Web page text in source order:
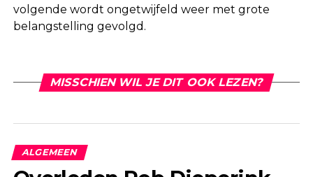
volgende wordt ongetwijfeld weer met grote
belangstelling gevolgd.
MISSCHIEN WIL JE DIT OOK LEZEN?
ALGEMEEN